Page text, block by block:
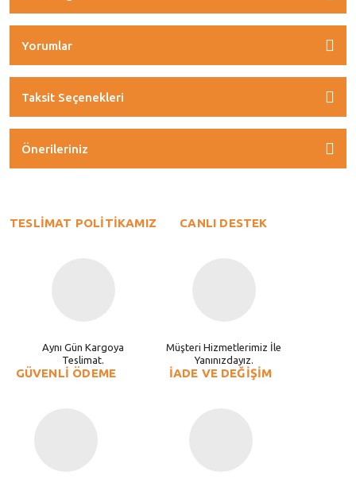
Yorumlar
Taksit Seçenekleri
Önerileriniz
TESLİMAT POLİTİKAMIZ
Aynı Gün Kargoya
Teslimat.
CANLI DESTEK
Müşteri Hizmetlerimiz İle
Yanınızdayız.
GÜVENLİ ÖDEME İADE VE DEĞİŞİM